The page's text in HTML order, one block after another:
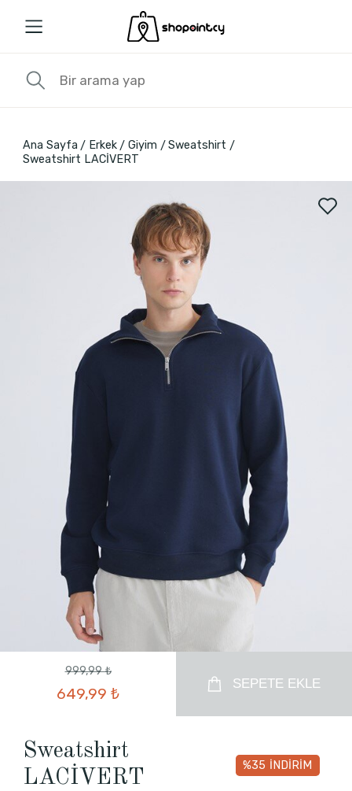
Ana Sayfa Erkek Giyim
Sweatshirt
Sweatshirt LACİVERT
999,99 ₺
649,99 ₺
SEPETE EKLE
Sweatshirt
LACİVERT
%35 İNDİRİM